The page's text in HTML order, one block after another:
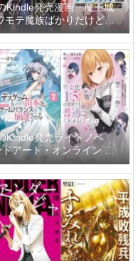
Kindle発売漫画「魔王城
モテ魔族ばかりだけど、
す～ 6巻」「魔女と傭兵
た仲間達にダンジョン奥
がギフト『無限ガチャ』
仲間達を手に入れて元パ
と世界に復讐＆『ざま
23巻」など
Kindle発売ライトノベ
アート・オンライン マ
ーリィ・デイズ」「デス
れた山本さん、気ままに
崩壊させる 7巻」「男女
普通に生きられると思
情な彼女たちが無自覚男
～」など